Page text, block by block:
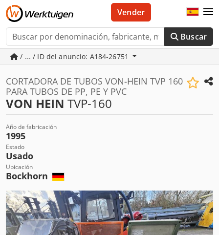
Buscar
Vender
/ ... / ID del anuncio: A184-26751
CORTADORA DE TUBOS VON-HEIN TVP 160
PARA TUBOS DE PP, PE Y PVC
VON HEIN TVP-160
Año de fabricación
1995
Estado
Usado
Ubicación
Bockhorn